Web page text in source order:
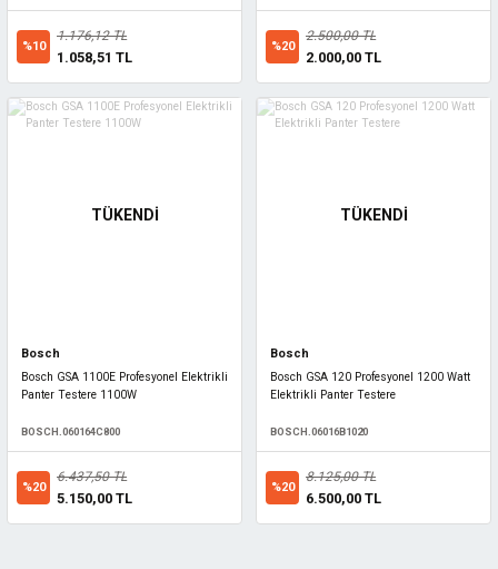
%10
1.176,12 TL
1.058,51 TL
%20
2.500,00 TL
2.000,00 TL
TÜKENDİ
Bosch
Bosch GSA 1100E Profesyonel Elektrikli
Panter Testere 1100W
BOSCH.060164C800
%20
6.437,50 TL
5.150,00 TL
TÜKENDİ
Bosch
Bosch GSA 120 Profesyonel 1200 Watt
Elektrikli Panter Testere
BOSCH.06016B1020
%20
8.125,00 TL
6.500,00 TL